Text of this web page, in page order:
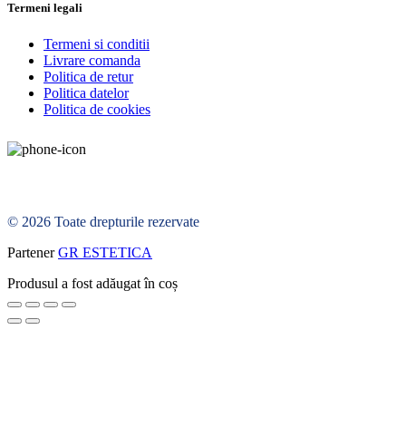
Termeni legali
Termeni si conditii
Livrare comanda
Politica de retur
Politica datelor
Politica de cookies
© 2026 Toate drepturile rezervate
PartenerGR ESTETICA
Produsul a fost adăugat în coș